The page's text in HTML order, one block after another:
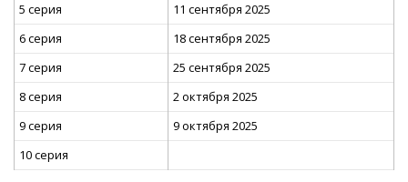
5 серия
11 сентября 2025
6 серия
18 сентября 2025
7 серия
25 сентября 2025
8 серия
2 октября 2025
9 серия
9 октября 2025
10 серия